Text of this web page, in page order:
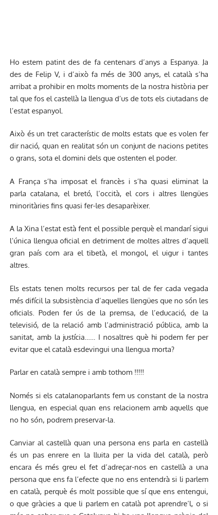
Ho estem patint des de fa centenars d’anys a Espanya. Ja
des de Felip V, i d’això fa més de 300 anys, el català s’ha
arribat a prohibir en molts moments de la nostra història per
tal que fos el castellà la llengua d’us de tots els ciutadans de
l’estat espanyol.
Això és un tret característic de molts estats que es volen fer
dir nació, quan en realitat són un conjunt de nacions petites
o grans, sota el domini dels que ostenten el poder.
A França s’ha imposat el francès i s’ha quasi eliminat la
parla catalana, el bretó, l’occità, el cors i altres llengües
minoritàries fins quasi fer-les desaparèixer.
A la Xina l’estat està fent el possible perquè el mandarí sigui
l’única llengua oficial en detriment de moltes altres d’aquell
gran país com ara el tibetà, el mongol, el uigur i tantes
altres.
Els estats tenen molts recursos per tal de fer cada vegada
més difícil la subsistència d’aquelles llengües que no són les
oficials. Poden fer ús de la premsa, de l’educació, de la
televisió, de la relació amb l’administració pública, amb la
sanitat, amb la justícia…… I nosaltres què hi podem fer per
evitar que el català esdevingui una llengua morta?
Parlar en català sempre i amb tothom !!!!!
Només si els catalanoparlants fem us constant de la nostra
llengua, en especial quan ens relacionem amb aquells que
no ho són, podrem preservar-la.
Canviar al castellà quan una persona ens parla en castellà
és un pas enrere en la lluita per la vida del català, però
encara és més greu el fet d’adreçar-nos en castellà a una
persona que ens fa l’efecte que no ens entendrà si li parlem
en català, perquè és molt possible que sí que ens entengui,
o que gràcies a que li parlem en català pot aprendre’l, o si